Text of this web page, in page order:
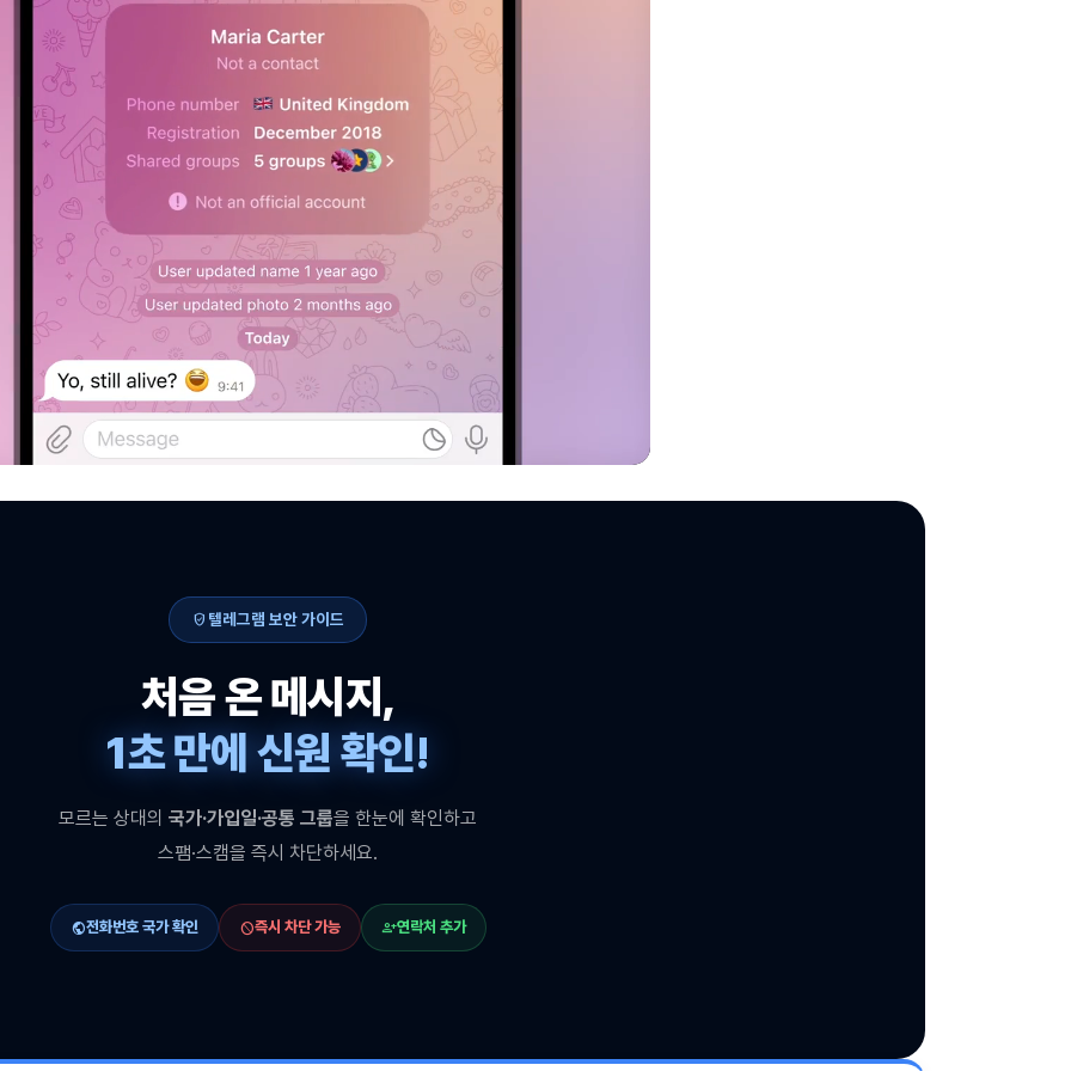
verified_user 텔레그램 보안 가이드
처음 온 메시지,
1초 만에 신원 확인!
모르는 상대의 국가·가입일·공통 그룹을 한눈에 확인하고
스팸·스캠을 즉시 차단하세요.
public전화번호 국가 확인 block즉시 차단 가능 person_add연락처 추가